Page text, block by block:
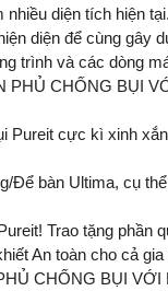
diện tích hiện tại.
diện để cùng gây
trình và các dòng
PHỦ CHỐNG BỤI
cực kì xinh
Để bàn Ultima, cụ thể
Trao tặng
An toàn cho cả gia
CHỐNG BỤI